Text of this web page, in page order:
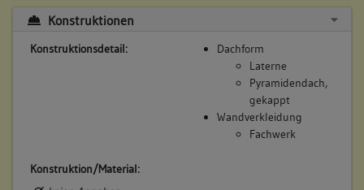
Konstruktionen
Konstruktionsdetail:
Dachform
Laterne
Pyramidendach,
gekappt
Wandverkleidung
Fachwerk
Konstruktion/Material: